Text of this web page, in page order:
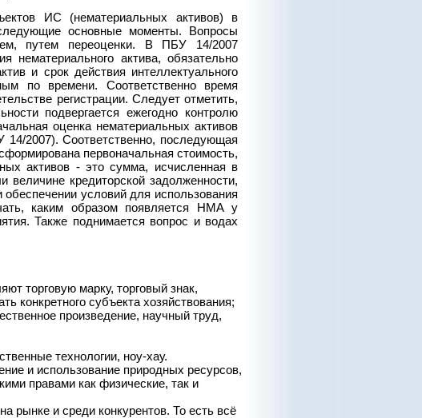
ИС (нематериальных активов) в
основные моменты. Вопросы
путем переоценки. В ПБУ 14/2007
нематериального актива, обязательно
и срок действия интеллектуального
по времени. Соответственно время
регистрации. Следует отметить,
подвергается ежегодно контролю
оценка нематериальных активов
14/2007). Соответственно, последующая
первоначальная стоимость,
активов - это сумма, исчисленная в
кредиторской задолженности,
условий для использования
каким образом появляется НМА у
Также поднимается вопрос и водах
торговую марку, торговый знак,
конкретного субъекта хозяйствования;
произведение, научный труд,
технологии, ноу-хау.
и использование природных ресурсов,
правами как физические, так и
рынке и среди конкурентов. То есть всё